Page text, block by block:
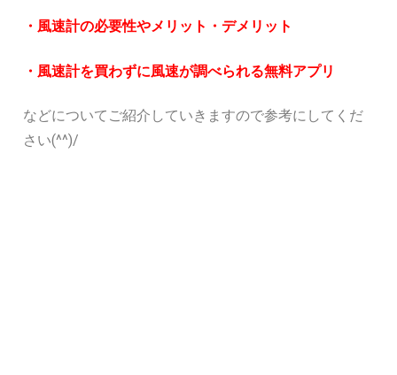
・ 風速計の必要性やメリット・デメリット
・風速計を買わずに風速が調べられる無料アプリ
などについてご紹介していきますので参考にしてくだ
さい(^^)/